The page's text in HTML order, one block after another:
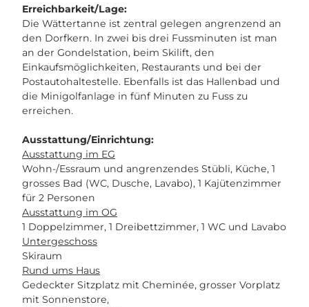
t
_
w
a
e
t
t
e
t
a
n
n
e
.
j
p
g
j
p
e
g
c
f
0
-
4
b
e
b
1
4
Erreichbarkeit/Lage:
Die Wättertanne ist zentral gelegen angrenzend an
den Dorfkern. In zwei bis drei Fussminuten ist man
an der Gondelstation, beim Skilift, den
Einkaufsmöglichkeiten, Restaurants und bei der
Postautohaltestelle. Ebenfalls ist das Hallenbad und
die Minigolfanlage in fünf Minuten zu Fuss zu
erreichen.
Ausstattung/Einrichtung:
Ausstattung im EG
Wohn-/Essraum und angrenzendes Stübli, Küche, 1
grosses Bad (WC, Dusche, Lavabo), 1 Kajütenzimmer
für 2 Personen
Ausstattung im OG
1 Doppelzimmer, 1 Dreibettzimmer, 1 WC und Lavabo
Untergeschoss
Skiraum
Rund ums Haus
Gedeckter Sitzplatz mit Cheminée, grosser Vorplatz
mit Sonnenstore,